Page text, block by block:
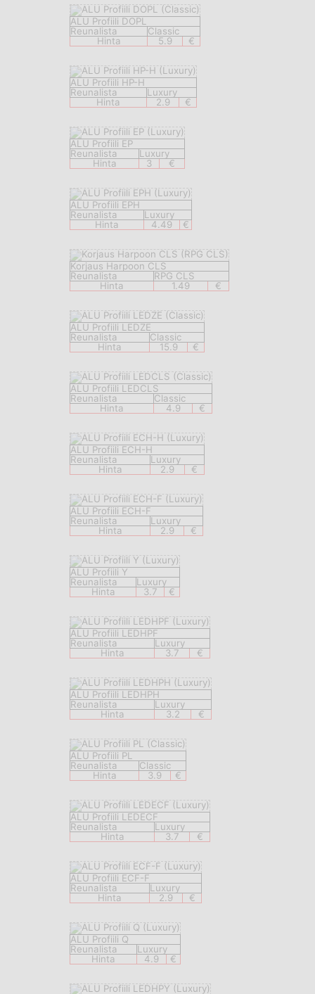
ALU Profiili DOPL
Reunalista
Classic
Hinta
5.9 €
ALU Profiili HP-H
Reunalista
Luxury
Hinta
2.9 €
ALU Profiili EP
Reunalista
Luxury
Hinta
3 €
ALU Profiili EPH
Reunalista
Luxury
Hinta
4.49 €
Korjaus Harpoon CLS
Reunalista
RPG CLS
Hinta
1.49 €
ALU Profiili LEDZE
Reunalista
Classic
Hinta
15.9 €
ALU Profiili LEDCLS
Reunalista
Classic
Hinta
4.9 €
ALU Profiili ECH-H
Reunalista
Luxury
Hinta
2.9 €
ALU Profiili ECH-F
Reunalista
Luxury
Hinta
2.9 €
ALU Profiili Y
Reunalista
Luxury
Hinta
3.7 €
ALU Profiili LEDHPF
Reunalista
Luxury
Hinta
3.7 €
ALU Profiili LEDHPH
Reunalista
Luxury
Hinta
3.2 €
ALU Profiili PL
Reunalista
Classic
Hinta
3.9 €
ALU Profiili LEDECF
Reunalista
Luxury
Hinta
3.7 €
ALU Profiili ECF-F
Reunalista
Luxury
Hinta
2.9 €
ALU Profiili Q
Reunalista
Luxury
Hinta
4.9 €